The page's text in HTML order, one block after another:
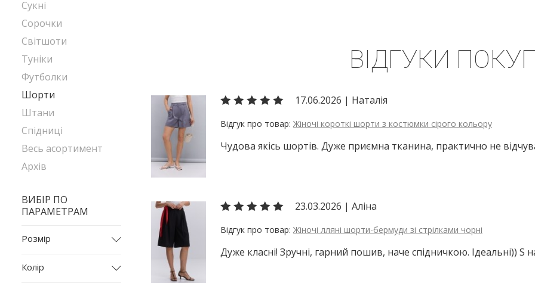
ВІДГУКИ
17.06.2026 | Наталія
Жіночі короткі шорти з костюмки сірого кольору
Чудова якісь шортів. Дуже приємна тканина, практично не
23.03.2026 | Аліна
Жіночі лляні шорти-бермуди зі стрілками чорні
Дуже класні! Зручні, гарний пошив, наче спідничкою. Ідеальні)) S
Сукні
Сорочки
Світшоти
Туніки
Футболки
Шорти
Штани
Спідниці
Весь асортимент
Архів
ВИБІР ПО
ПАРАМЕТРАМ
Розмір
L-XL
Колір